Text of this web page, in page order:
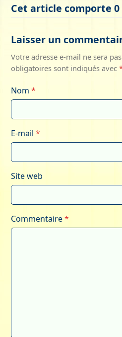
Cet article comporte
Laisser un
Votre adresse e-mail ne sera
obligatoires sont indiqués avec
Nom*
E-mail*
Site web
Commentaire*